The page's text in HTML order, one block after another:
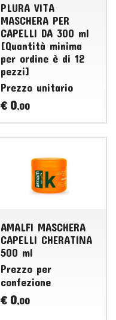
PLURA VITA
MASCHERA PER
CAPELLI DA 300 ml
[Quantità minima
per ordine è di 12
pezzi]
Prezzo unitario
€ 0,00
AMALFI MASCHERA
CAPELLI CHERATINA
500 ml
Prezzo per
confezione
€ 0,00